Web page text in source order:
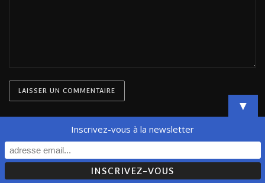
© Orfeo'lab - All Rights Reserved
▼
Inscrivez-vous à la newsletter